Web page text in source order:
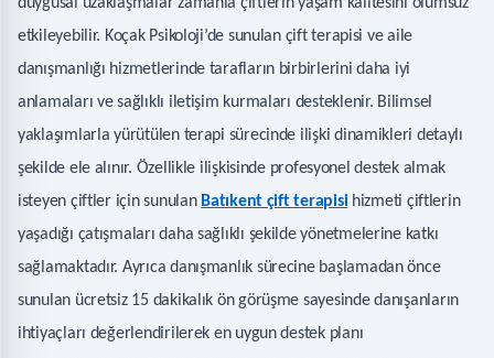
etkileyebilir. Koçak Psikoloji’de sunulan çift terapisi ve aile
danışmanlığı hizmetlerinde tarafların birbirlerini daha iyi
anlamaları ve sağlıklı iletişim kurmaları desteklenir. Bilimsel
yaklaşımlarla yürütülen terapi sürecinde ilişki dinamikleri detaylı
şekilde ele alınır. Özellikle ilişkisinde profesyonel destek almak
isteyen çiftler için sunulan Batıkent çift terapisihizmeti çiftlerin
yaşadığı çatışmaları daha sağlıklı şekilde yönetmelerine katkı
sağlamaktadır. Ayrıca danışmanlık sürecine başlamadan önce
sunulan ücretsiz 15 dakikalık ön görüşme sayesinde danışanların
ihtiyaçları değerlendirilerek en uygun destek planı